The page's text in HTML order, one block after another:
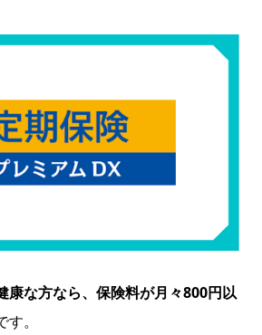
康な方なら、保険料が月々800円以
す。